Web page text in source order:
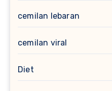
cemilan lebaran
cemilan viral
Diet